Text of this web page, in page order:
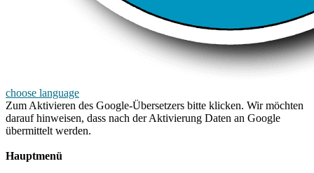
choose language
Zum Aktivieren des Google-Übersetzers bitte klicken. Wir möchten
darauf hinweisen, dass nach der Aktivierung Daten an Google
übermittelt werden.
Hauptmenü